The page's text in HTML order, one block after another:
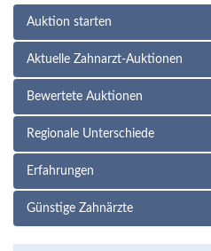
Auktion starten
Aktuelle Zahnarzt-Auktionen
Bewertete Auktionen
Regionale Unterschiede
Erfahrungen
Günstige Zahnärzte